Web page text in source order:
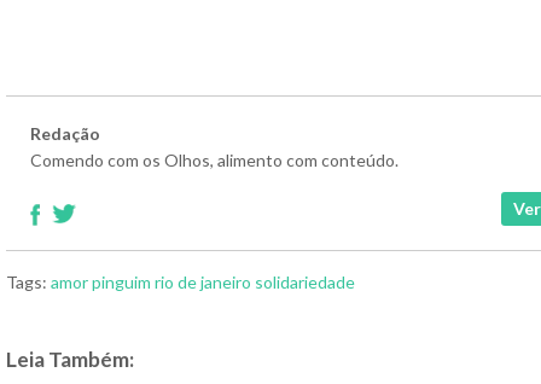
Redação
Comendo com os Olhos, alimento com conteúdo.
Tags: amorpinguim rio de janeiro solidariedade
Leia Também: